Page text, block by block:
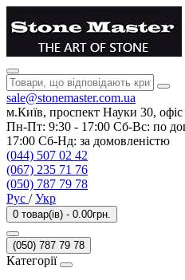
sale@stonemaster.com.ua
м.Київ, проспект Науки 30, офіс
Пн-Пт: 9:30 - 17:00 Сб-Вс: по
17:00 Сб-Нд: за домовленістю
(044) 507 02 42
(067) 235 71 76
(050) 787 79 78
Рус / Укр
0 товар(ів) - 0.00грн.
(050) 787 79 78
Категорії